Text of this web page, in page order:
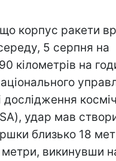
корпус ракети
5 серпня на
кілометрів на
дослідження
удар мав
близько 18
викинувши